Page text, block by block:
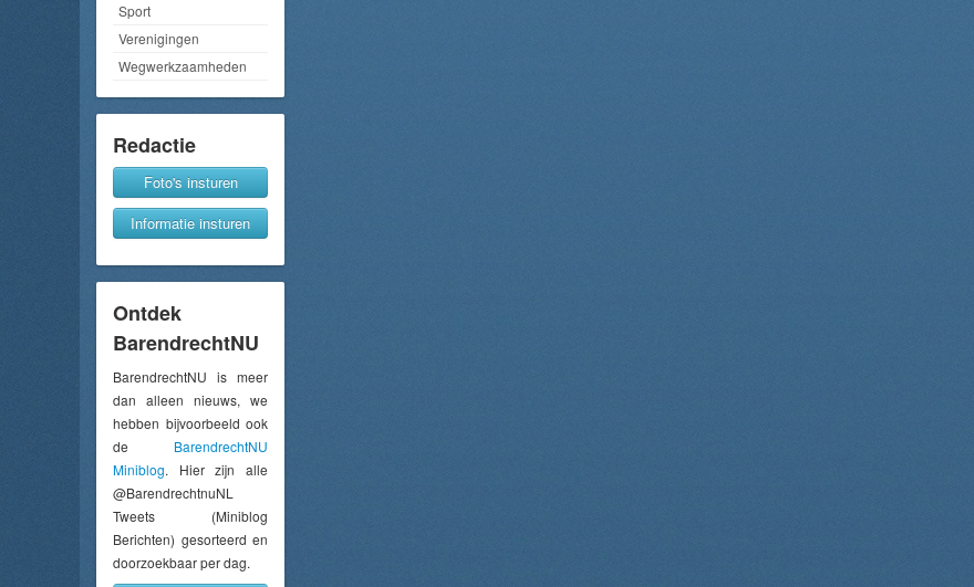
Sport
Verenigingen
Wegwerkzaamheden
Redactie
Foto's insturen
Informatie insturen
Ontdek
BarendrechtNU
BarendrechtNU is meer
dan alleen nieuws, we
hebben bijvoorbeeld ook
de BarendrechtNU
Miniblog. Hier zijn alle
@BarendrechtnuNL
Tweets (Miniblog
Berichten) gesorteerd en
doorzoekbaar per dag.